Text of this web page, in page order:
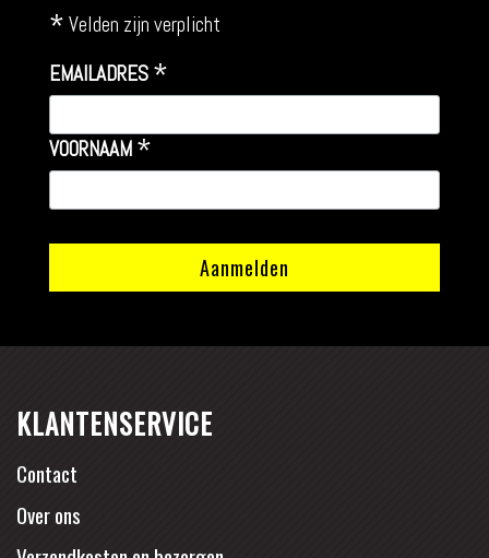
* Velden zijn verplicht
EMAILADRES *
VOORNAAM *
KLANTENSERVICE
Contact
Over ons